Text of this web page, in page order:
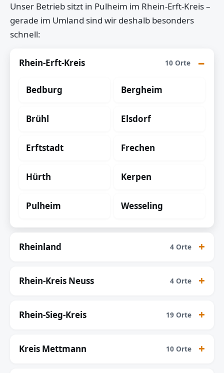
Unser Betrieb sitzt in Pulheim im Rhein-Erft-Kreis –
gerade im Umland sind wir deshalb besonders
schnell:
Rhein-Erft-Kreis 10 Orte
Bedburg Bergheim
Brühl Elsdorf
Erftstadt Frechen
Hürth Kerpen
Pulheim Wesseling
Rheinland 4 Orte
Rhein-Kreis Neuss 4 Orte
Rhein-Sieg-Kreis 19 Orte
Kreis Mettmann 10 Orte